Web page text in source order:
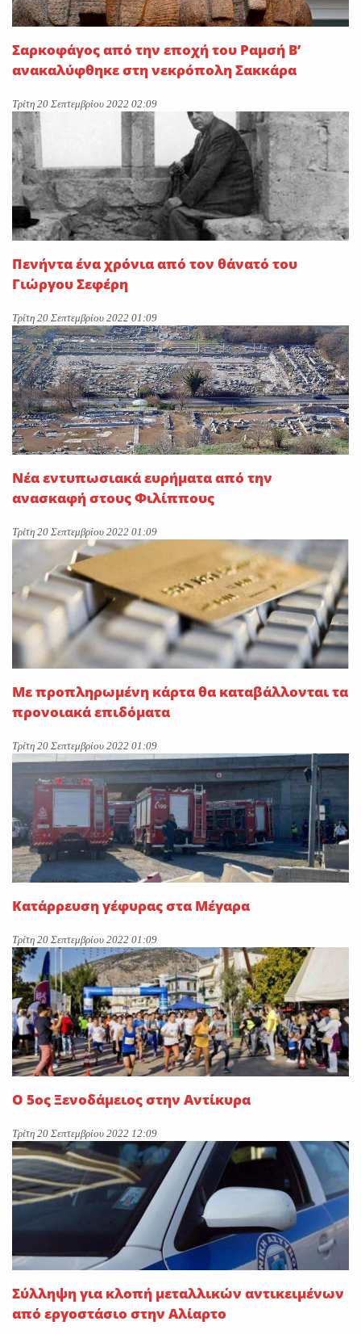
Σαρκοφάγος από την εποχή του Ραμσή Β’
ανακαλύφθηκε στη νεκρόπολη Σακκάρα
Τρίτη 20 Σεπτεμβρίου 2022 02:09
Πενήντα ένα χρόνια από τον θάνατό του
Γιώργου Σεφέρη
Τρίτη 20 Σεπτεμβρίου 2022 01:09
Νέα εντυπωσιακά ευρήματα από την
ανασκαφή στους Φιλίππους
Τρίτη 20 Σεπτεμβρίου 2022 01:09
Με προπληρωμένη κάρτα θα καταβάλλονται τα
προνοιακά επιδόματα
Τρίτη 20 Σεπτεμβρίου 2022 01:09
Κατάρρευση γέφυρας στα Μέγαρα
Τρίτη 20 Σεπτεμβρίου 2022 01:09
Ο 5ος Ξενοδάμειος στην Αντίκυρα
Τρίτη 20 Σεπτεμβρίου 2022 12:09
Σύλληψη για κλοπή μεταλλικών αντικειμένων
από εργοστάσιο στην Αλίαρτο